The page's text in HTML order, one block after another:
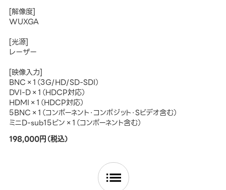
[解像度]
WUXGA
[光源]
レーザー
[映像入力]
BNC×1（3G/HD/SD-SDI）
DVI-D×1（HDCP対応）
HDMI×1（HDCP対応）
5BNC×1（コンポーネント・コンポジット・Sビデオ含む）
ミニD-sub15ピン×1（コンポーネント含む）
198,000円（税込）